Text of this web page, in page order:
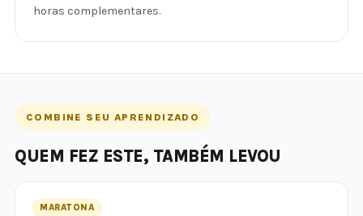
horas complementares.
COMBINE SEU APRENDIZADO
QUEM FEZ ESTE, TAMBÉM LEVOU
MARATONA